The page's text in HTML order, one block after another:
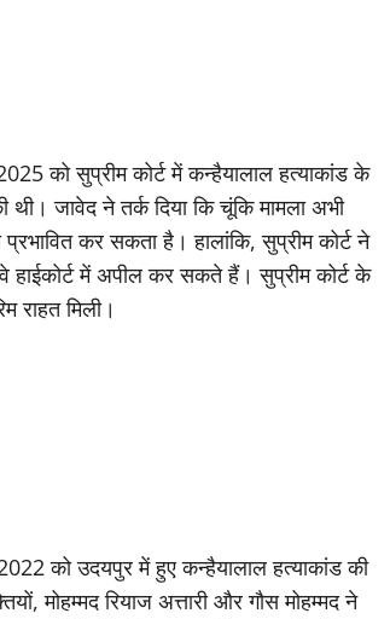
को सुप्रीम कोर्ट में कन्हैयालाल हत्याकांड के
थी। जावेद ने तर्क दिया कि चूंकि मामला अभी
कर सकता है। हालांकि, सुप्रीम कोर्ट ने
हाईकोर्ट में अपील कर सकते हैं। सुप्रीम कोर्ट के
राहत मिली।
को उदयपुर में हुए कन्हैयालाल हत्याकांड की
मोहम्मद रियाज अत्तारी और गौस मोहम्मद ने